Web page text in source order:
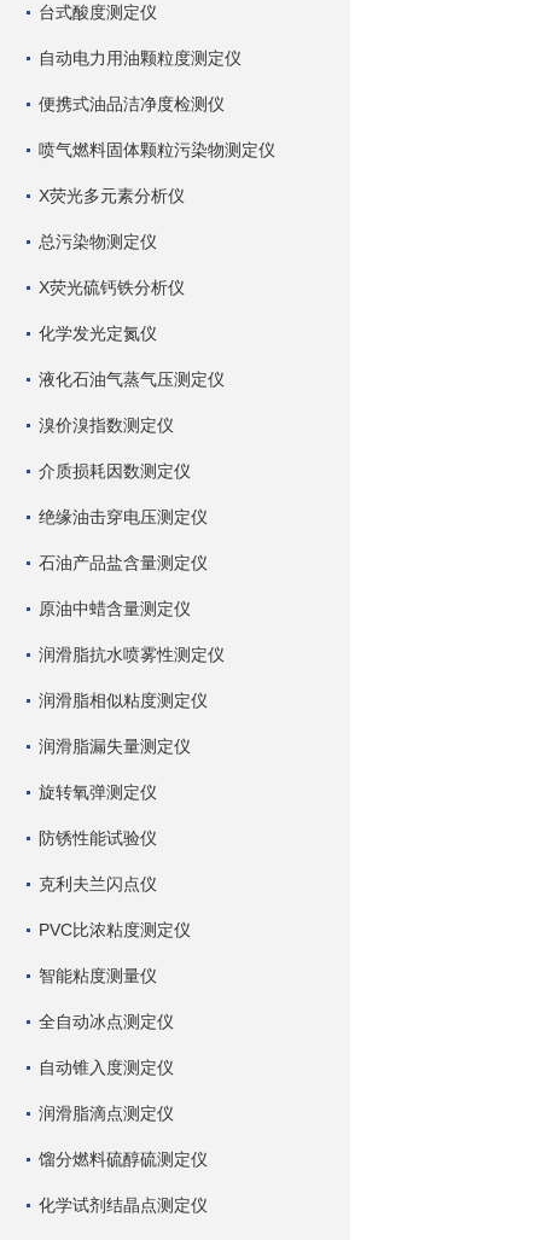
台式酸度测定仪
自动电力用油颗粒度测定仪
便携式油品洁净度检测仪
喷气燃料固体颗粒污染物测定仪
X荧光多元素分析仪
总污染物测定仪
X荧光硫钙铁分析仪
化学发光定氮仪
液化石油气蒸气压测定仪
溴价溴指数测定仪
介质损耗因数测定仪
绝缘油击穿电压测定仪
石油产品盐含量测定仪
原油中蜡含量测定仪
润滑脂抗水喷雾性测定仪
润滑脂相似粘度测定仪
润滑脂漏失量测定仪
旋转氧弹测定仪
防锈性能试验仪
克利夫兰闪点仪
PVC比浓粘度测定仪
智能粘度测量仪
全自动冰点测定仪
自动锥入度测定仪
润滑脂滴点测定仪
馏分燃料硫醇硫测定仪
化学试剂结晶点测定仪